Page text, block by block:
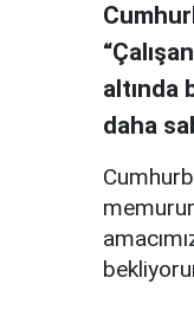
altında
daha